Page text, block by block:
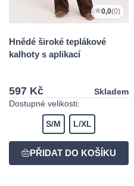
0,0(0)
Hnědé široké teplákové
kalhoty s aplikací
597 Kč
Skladem
Dostupné velikosti:
S/M L/XL